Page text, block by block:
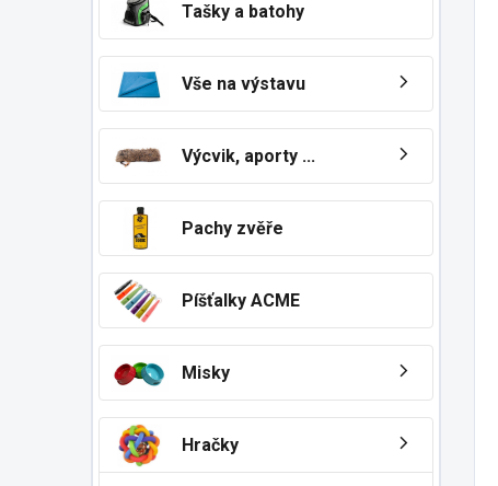
Tašky a batohy
Vše na výstavu
Výcvik, aporty ...
Pachy zvěře
Píšťalky ACME
Misky
Hračky